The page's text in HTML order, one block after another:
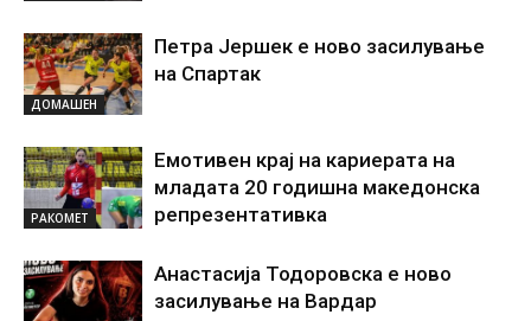
ДОМАШЕН
Петра Јершек е ново засилување
на Спартак
РАКОМЕТ
Емотивен крај на кариерата на
младата 20 годишна македонска
репрезентативка
Анастасија Тодоровска е ново
засилување на Вардар